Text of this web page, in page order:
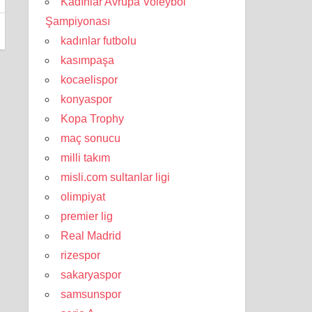
Şampiyonası
kadınlar futbolu
kasımpaşa
kocaelispor
konyaspor
Kopa Trophy
maç sonucu
milli takım
misli.com sultanlar ligi
olimpiyat
premier lig
Real Madrid
rizespor
sakaryaspor
samsunspor